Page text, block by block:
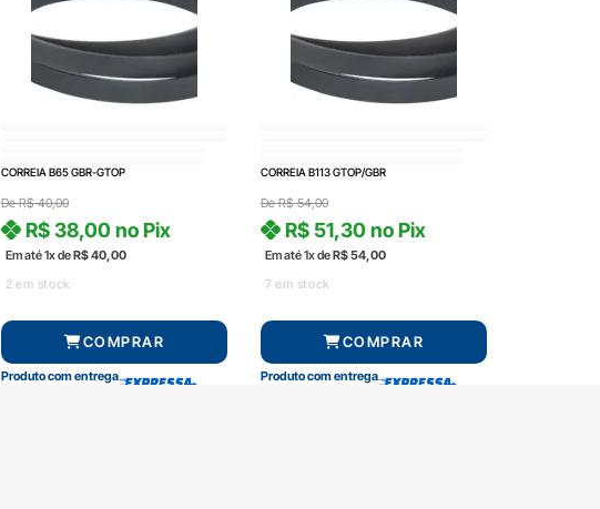
CORREIA B65 GBR-GTOP
DeR$40,00
Em até 1x deR$40,00
R$38,00 no Pix
2 em stock
COMPRAR
Produto com entrega
CORREIA B113 GTOP/GBR
DeR$54,00
Em até 1x deR$54,00
R$51,30 no Pix
7 em stock
COMPRAR
Produto com entrega